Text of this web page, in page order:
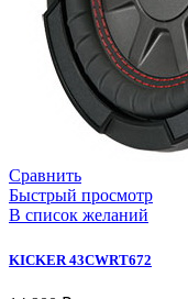
Сравнить
Быстрый просмотр
В список желаний
KICKER 43CWRT672